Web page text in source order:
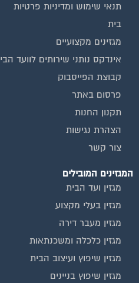
תנאי שימוש ומדיניות פרטיות
בית
מגזינים מקצועיים
אינדקס נותני שירותים לוועד הבית
קבוצת הפייסבוק
פרסום באתר
תקנון החנות
הצהרת נגישות
צור קשר
המגזינים המובילים
מגזין ועד הבית
מגזין בעלי מקצוע
מגזין מעבר דירה
מגזין כלכלה ומשכנתאות
מגזין שיפוץ ועיצוב הבית
מגזין שיפוץ בניינים